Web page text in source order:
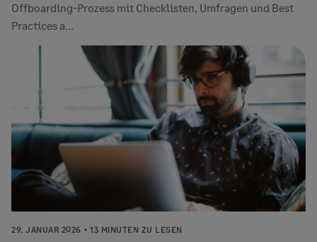
Offboarding-Prozess mit Checklisten, Umfragen und Best
Practices a...
29. JANUAR 2026 13 MINUTEN ZU LESEN